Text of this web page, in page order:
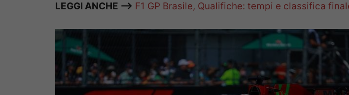
LEGGI ANCHE —> F1 GP Brasile, Qualifiche: tempi e classifica